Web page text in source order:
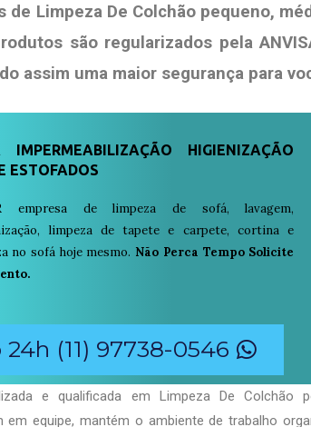
de Limpeza De Colchão pequeno,
são regularizados pela
assim uma maior segurança para
HIGIENIZAÇÃO
ESTOFADOS
empresa de limpeza de sofá, lavagem,
limpeza de tapete e carpete, cortina e
no sofá hoje mesmo. Não Perca Tempo Solicite
(11) 97738-0546
e qualificada em Limpeza De Colchão
em equipe, mantém o ambiente de trabalho